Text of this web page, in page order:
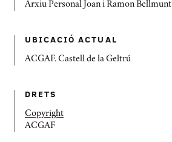
Arxiu Personal Joan i Ramon Bellmunt
UBICACIÓ ACTUAL
ACGAF. Castell de la Geltrú
DRETS
Copyright
ACGAF